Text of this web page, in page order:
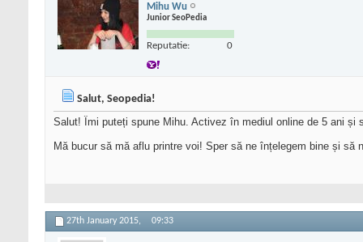
Mihu Wu
Junior SeoPedia
Reputatie: 0
Salut, Seopedia!
Salut! Îmi puteți spune Mihu. Activez în mediul online de 5 ani și
Mă bucur să mă aflu printre voi! Sper să ne înțelegem bine și să
27th January 2015, 09:33